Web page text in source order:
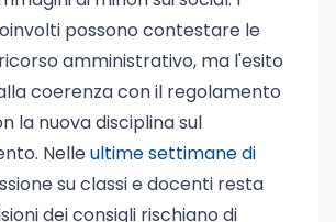
possono contestare le
amministrativo, ma l'esito
coerenza con il regolamento
la nuova disciplina sul
Nelleultime settimane di
su classi e docenti resta
dei consigli rischiano di